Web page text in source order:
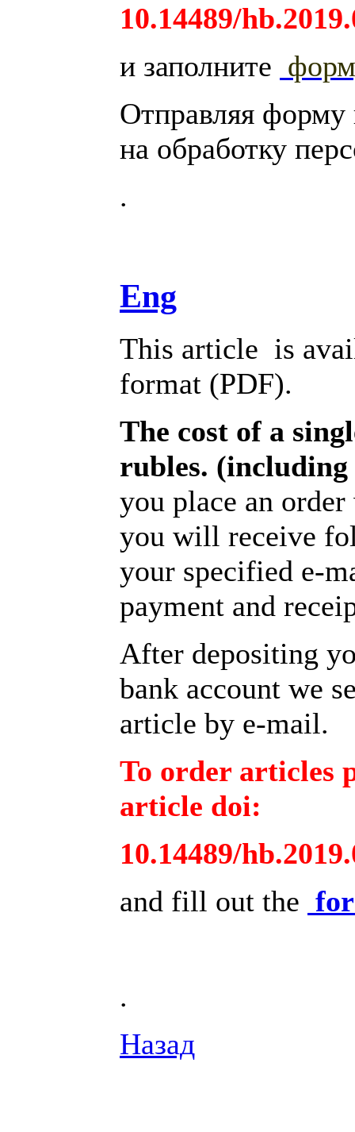
10.14489/
и заполните
Отправляя
на обработку
.
Eng
This article is
format (PDF).
The cost of a
rubles. (including
you place an
you will receive
your specified e-
payment and
After depositing
bank account we
article by e-mail.
To order articles
article doi:
10.14489/
and fill out the
.
Назад